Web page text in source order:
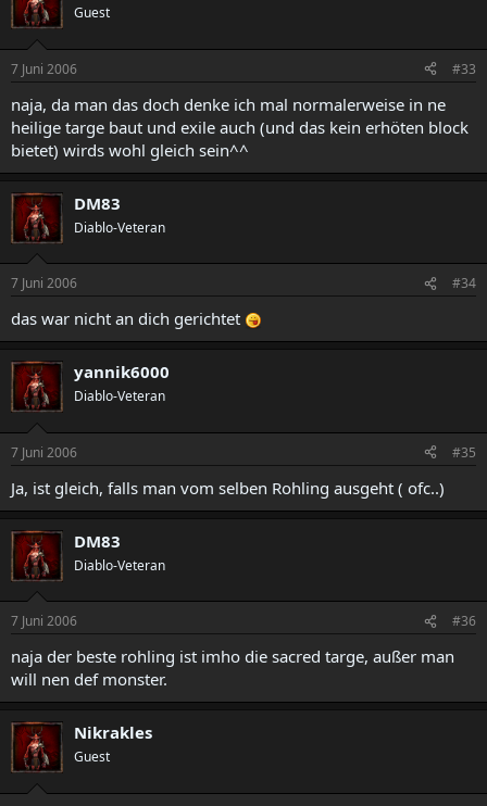
Guest
7 Juni 2006 #33
naja, da man das doch denke ich mal normalerweise in ne
heilige targe baut und exile auch (und das kein erhöten block
bietet) wirds wohl gleich sein^^
DM83
Diablo-Veteran
7 Juni 2006 #34
das war nicht an dich gerichtet
yannik6000
Diablo-Veteran
7 Juni 2006 #35
Ja, ist gleich, falls man vom selben Rohling ausgeht ( ofc..)
DM83
Diablo-Veteran
7 Juni 2006 #36
naja der beste rohling ist imho die sacred targe, außer man
will nen def monster.
Nikrakles
Guest